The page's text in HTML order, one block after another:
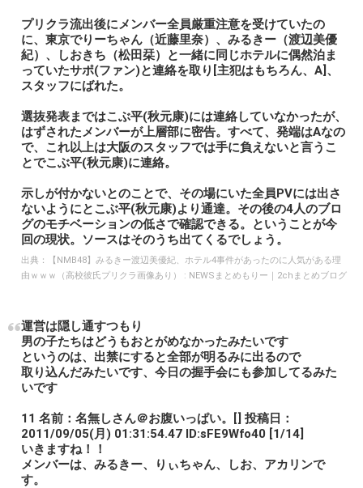
プリクラ流出後にメンバー全員厳重注意を受けていたの
に、東京でりーちゃん（近藤里奈）、みるきー（渡辺美優
紀）、しおきち（松田栞）と一緒に同じホテルに偶然泊ま
っていたサポ(ファン)と連絡を取り[主犯はもちろん、A]、
スタッフにばれた。
選抜発表まではこぶ平(秋元康)には連絡していなかったが、
はずされたメンバーが上層部に密告。すべて、発端はAなの
で、これ以上は大阪のスタッフでは手に負えないと言うこ
とでこぶ平(秋元康)に連絡。
示しが付かないとのことで、その場にいた全員PVには出さ
ないようにとこぶ平(秋元康)より通達。その後の4人のブロ
グのモチベーションの低さで確認できる。ということが今
回の現状。ソースはそのうち出てくるでしょう。
出典：
【NMB48】みるきー渡辺美優紀、ホテル4事件があったのに人気がある理
由ｗｗｗ（高校彼氏プリクラ画像あり） : NEWSまとめもりー｜2chまとめブログ
運営は隠し通すつもり
男の子たちはどうもおとがめなかったみたいです
というのは、出禁にすると全部が明るみに出るので
取り込んだみたいです、今日の握手会にも参加してるみた
いです
11 名前：名無しさん＠お腹いっぱい。[] 投稿日：
2011/09/05(月) 01:31:54.47 ID:sFE9Wfo40 [1/14]
いきますね！！
メンバーは、みるきー、りぃちゃん、しお、アカリンで
す。